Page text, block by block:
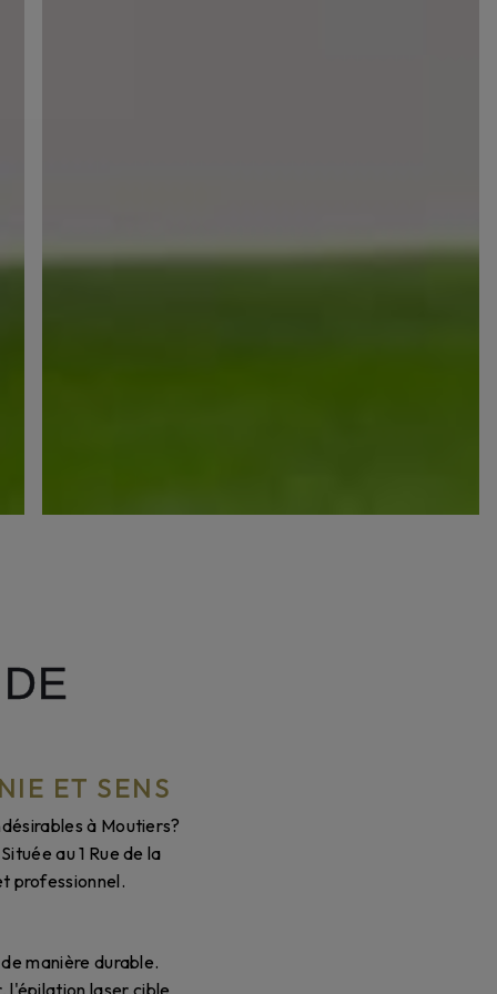
ET SENS
à Moutiers?
au 1 Rue de la
professionnel.
manière durable.
l'épilation laser cible